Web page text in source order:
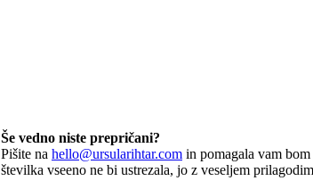
Še vedno niste prepričani?
Pišite na hello@ursularihtar.com in pomagala vam
številka vseeno ne bi ustrezala, jo z veseljem